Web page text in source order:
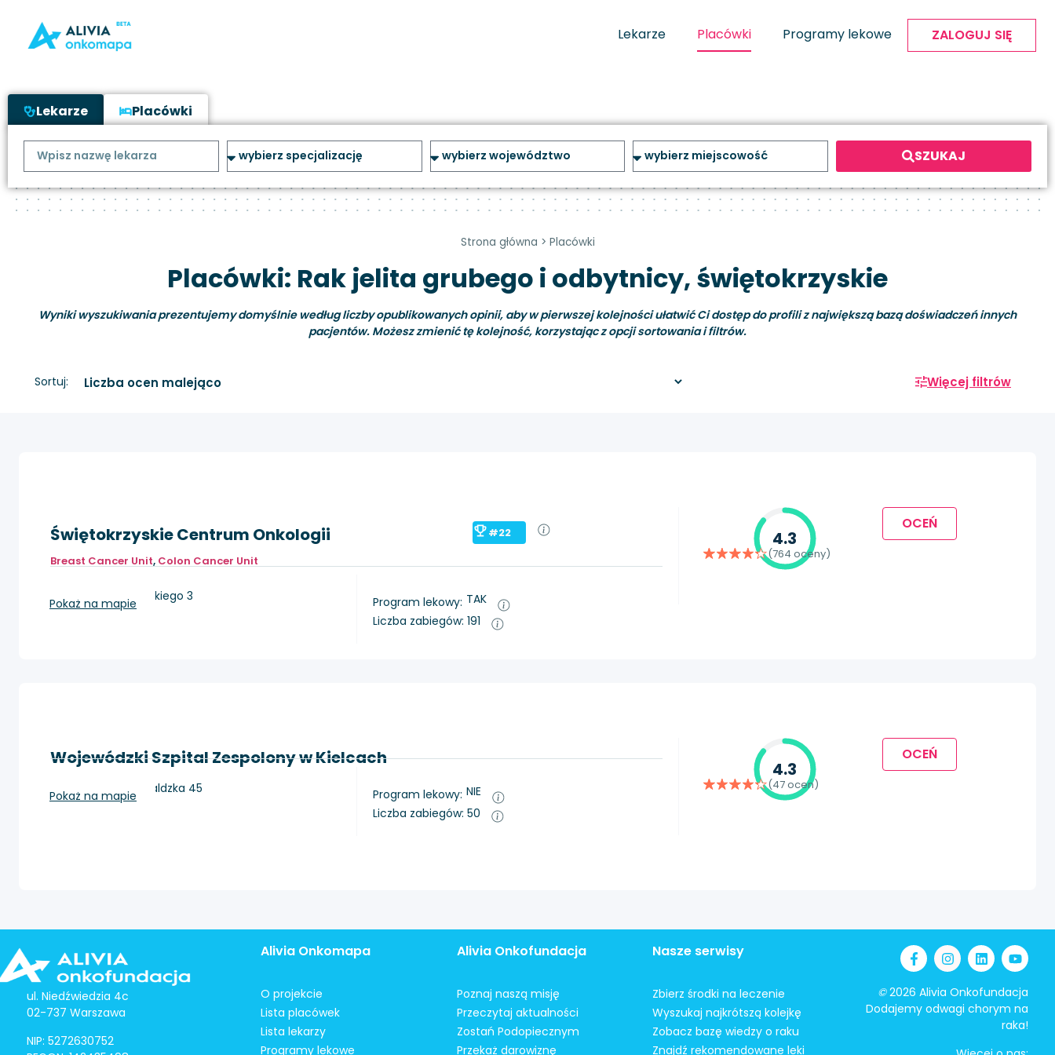
Lekarze Placówki Programy lekowe ZALOGUJ SIĘ
Lekarze Placówki
SZUKAJ
Strona główna > Placówki
Placówki: Rak jelita grubego i odbytnicy, świętokrzyskie
Wyniki wyszukiwania prezentujemy domyślnie według liczby opublikowanych opinii, aby w pierwszej kolejności ułatwić Ci dostęp do profili z największą bazą doświadczeń innych
pacjentów. Możesz zmienić tę kolejność, korzystając z opcji sortowania i filtrów.
Sortuj: Więcej filtrów
Świętokrzyskie Centrum Onkologii
#22
Breast Cancer Unit, Colon Cancer Unit
Kielce, ul. Artwińskiego 3
Pokaż na mapie Program lekowy: TAK
Liczba zabiegów: 191
4.3
(764 oceny)
OCEŃ
Wojewódzki Szpital Zespolony w Kielcach
Kielce, ul. Grunwaldzka 45
Pokaż na mapie Program lekowy: NIE
Liczba zabiegów: 50
4.3
(47 ocen)
OCEŃ
ul. Niedźwiedzia 4c
02-737 Warszawa
NIP: 5272630752
Alivia Onkomapa
O projekcie
Lista placówek
Lista lekarzy
Programy lekowe
Alivia Onkofundacja
Poznaj naszą misję
Przeczytaj aktualności
Zostań Podopiecznym
Przekaż darowiznę
Nasze serwisy
Zbierz środki na leczenie
Wyszukaj najkrótszą kolejkę
Zobacz bazę wiedzy o raku
Znajdź rekomendowane leki
©2026 Alivia Onkofundacja
Dodajemy odwagi chorym na
raka!